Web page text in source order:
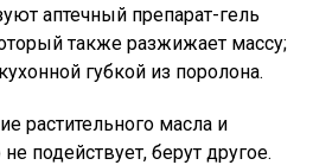
аптечный препарат-гель
также разжижает массу;
губкой из поролона.
растительного масла и
подействует, берут другое.